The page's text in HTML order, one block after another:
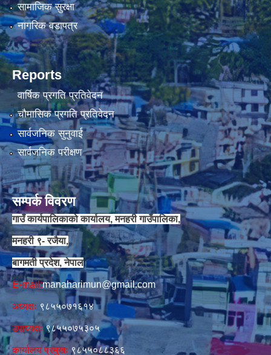
सामाजिक सुरक्षा
नागरिक वडापत्र
Reports
वार्षिक प्रगति प्रतिवेदन
चौमासिक प्रगति प्रतिवेदन
सार्वजनिक सुनुवाई
सार्वजनिक परीक्षण
सम्पर्क विवरण
गाउँ कार्यपालिकाको कार्यालय, मनहरी गाउँपालिका,
मनहरी ९- रजैया,
बागमती प्रदेश, नेपाल
E-mail:manaharimun@gmail.com
अध्यक्षः ९८५५०७१६१४
उपाध्यक्षः९८५५०७५३०५
कार्यालय प्रमुखः ९८५५०८८३६६